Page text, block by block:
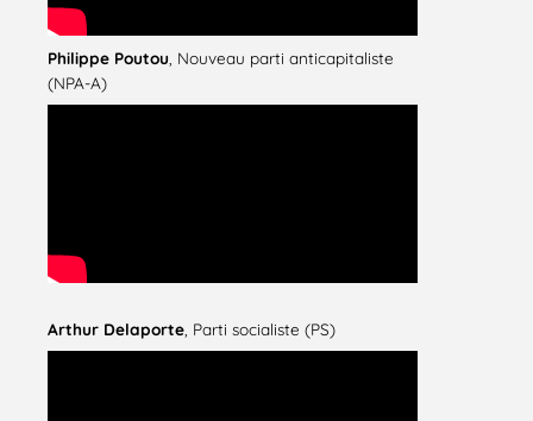
Philippe Poutou , Nouveau parti anticapitaliste
(NPA-A)
Arthur Delaporte , Parti socialiste (PS)